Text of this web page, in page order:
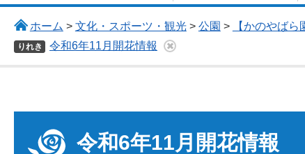
ホーム > 文化・スポーツ・観光> 公園 > 【かのやば
りれき 令和6年11月開花情報
令和6年11月開花情報